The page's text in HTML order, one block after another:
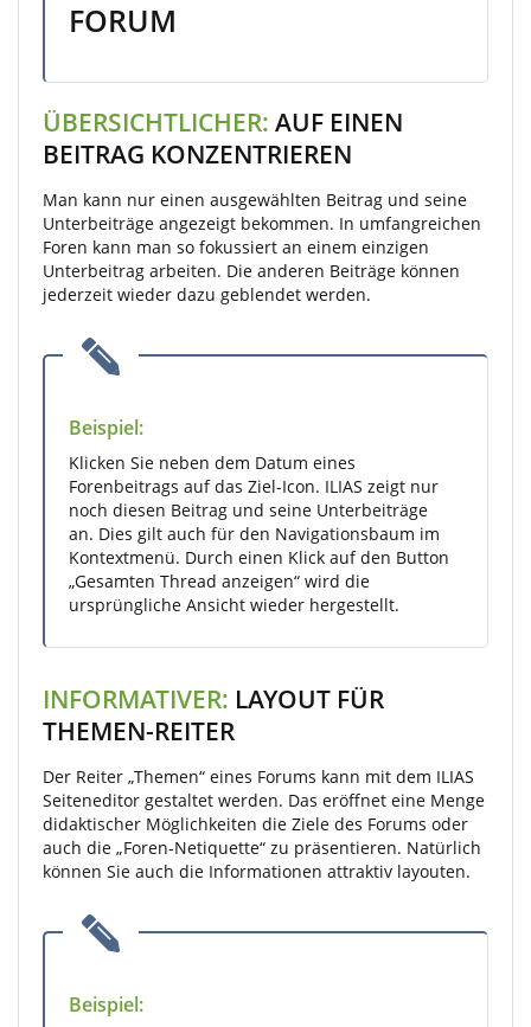
FORUM
ÜBERSICHTLICHER: AUF EINEN
BEITRAG KONZENTRIEREN
Man kann nur einen ausgewählten Beitrag und seine
Unterbeiträge angezeigt bekommen. In umfangreichen
Foren kann man so fokussiert an einem einzigen
Unterbeitrag arbeiten. Die anderen Beiträge können
jederzeit wieder dazu geblendet werden.
Beispiel:
Klicken Sie neben dem Datum eines
Forenbeitrags auf das Ziel-Icon. ILIAS zeigt nur
noch diesen Beitrag und seine Unterbeiträge
an. Dies gilt auch für den Navigationsbaum im
Kontextmenü. Durch einen Klick auf den Button
„Gesamten Thread anzeigen“ wird die
ursprüngliche Ansicht wieder hergestellt.
INFORMATIVER: LAYOUT FÜR
THEMEN-REITER
Der Reiter „Themen“ eines Forums kann mit dem ILIAS
Seiteneditor gestaltet werden. Das eröffnet eine Menge
didaktischer Möglichkeiten die Ziele des Forums oder
auch die „Foren-Netiquette“ zu präsentieren. Natürlich
können Sie auch die Informationen attraktiv layouten.
Beispiel: